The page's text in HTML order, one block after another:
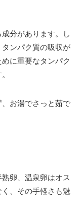
分があります。し
ンパク質の吸収が
に重要なタンパク
お湯でさっと茹で
卵、温泉卵はオス
、その手軽さも魅